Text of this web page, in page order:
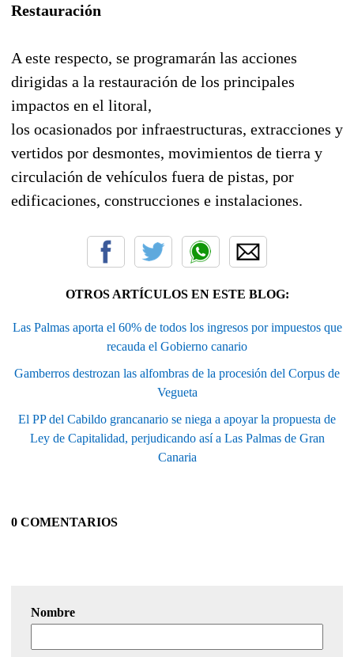
Restauración
A este respecto, se programarán las acciones
dirigidas a la restauración de los principales
impactos en el litoral,
los ocasionados por infraestructuras, extracciones y
vertidos por desmontes, movimientos de tierra y
circulación de vehículos fuera de pistas, por
edificaciones, construcciones e instalaciones.
OTROS ARTÍCULOS EN ESTE BLOG:
Las Palmas aporta el 60% de todos los ingresos por impuestos que
recauda el Gobierno canario
Gamberros destrozan las alfombras de la procesión del Corpus de
Vegueta
El PP del Cabildo grancanario se niega a apoyar la propuesta de
Ley de Capitalidad, perjudicando así a Las Palmas de Gran
Canaria
0 COMENTARIOS
Nombre